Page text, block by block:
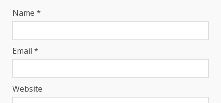
Name *
Email *
Website